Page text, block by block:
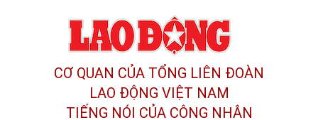
CƠ QUAN CỦA TỔNG LIÊN ĐOÀN
LAO ĐỘNG VIỆT NAM
TIẾNG NÓI CỦA CÔNG NHÂN